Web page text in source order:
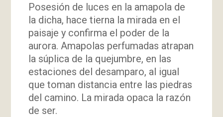
Posesión de luces en la amapola de
la dicha, hace tierna la mirada en el
paisaje y confirma el poder de la
aurora. Amapolas perfumadas atrapan
la súplica de la quejumbre, en las
estaciones del desamparo, al igual
que toman distancia entre las piedras
del camino. La mirada opaca la razón
de ser.